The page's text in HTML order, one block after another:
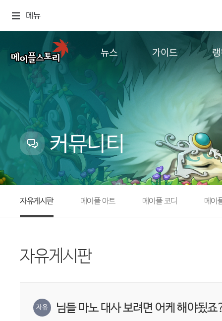
메뉴
뉴스
업데이트
이벤트
캐시샵 공지
메이플 알림판
with maple
가이드
추가정보
컨텐
커뮤니티
자유게시판 메이플 아트 메이플 코디 메이
자유게시판
자유 님들 마노 대사 보려면 어케 해야됬죠